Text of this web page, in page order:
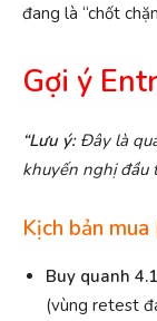
đang là “chốt
Gợi ý
“Lưu ý:Đây là
khuyến nghị đầu
Kịch bản
Buy quanh
(vùng retest